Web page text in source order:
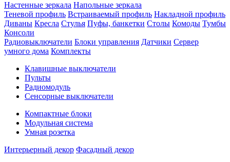
Настенные зеркала Напольные зеркала
Теневой профиль Встраиваемый профиль Накладной профиль
Диваны Кресла Стулья Пуфы, банкетки Столы Комоды Тумбы
Консоли
Радиовыключатели Блоки управления Датчики Сервер
умного дома Комплекты
Клавишные выключатели
Пульты
Радиомодуль
Сенсорные выключатели
Компактные блоки
Модульная система
Умная розетка
Интерьерный декор Фасадный декор